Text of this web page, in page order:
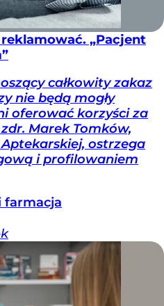
„Pacjent
całkowity zakaz
nie będą mogły
oferować korzyści za
Marek Tomków,
ostrzega
i profilowaniem
farmacja